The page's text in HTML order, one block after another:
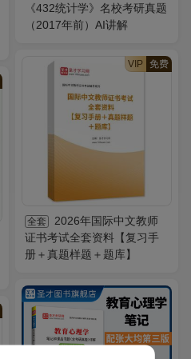
《432统计学》名校考研真题
（2017年前）AI讲解
VIP 免费
全套
2026年国际中文教师
证书考试全套资料【复习手
册＋真题样题＋题库】